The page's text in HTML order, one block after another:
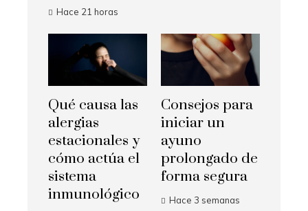
Hace 21 horas
Qué causa las
alergias
estacionales y
cómo actúa el
sistema
inmunológico
Consejos para
iniciar un
ayuno
prolongado de
forma segura
Hace 3 semanas